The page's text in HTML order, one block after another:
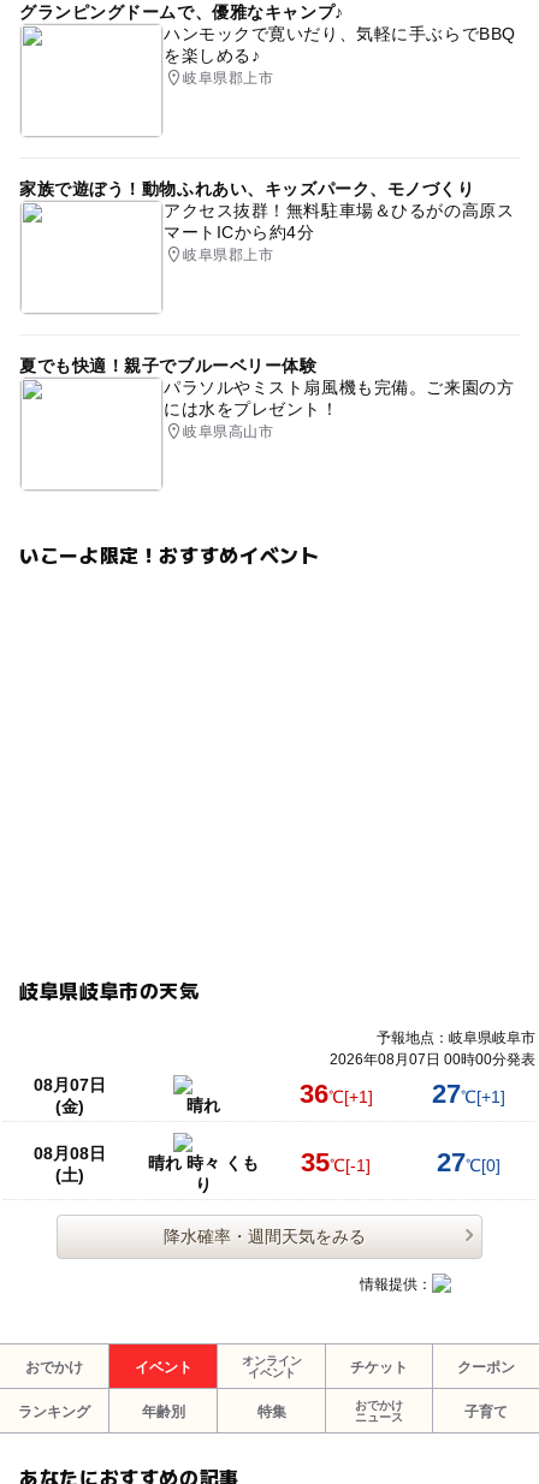
３．お預かりしたおもちゃで、３ヶ月以内に引取りのない
ものは処分します。
※故障の内容で修理できないものもあります。
２６台収容可能です。(※一部対象外車有)
当館をご利用の場合は入庫から２時間無料です。以後３０
分ごとに１６０円加算します。
グランピングドームで、優雅なキャンプ♪
ハンモックで寛いだり、気軽に手ぶらでBBQ
を楽しめる♪
岐阜県郡上市
家族で遊ぼう！動物ふれあい、キッズパーク、モノづくり
アクセス抜群！無料駐車場＆ひるがの高原ス
マートICから約4分
岐阜県郡上市
夏でも快適！親子でブルーベリー体験
パラソルやミスト扇風機も完備。ご来園の方
には水をプレゼント！
岐阜県高山市
いこーよ限定！おすすめイベント
岐阜県岐阜市の天気
予報地点：岐阜県岐阜市
2026年08月07日 00時00分発表
08月07日
(金)
晴れ 36℃[+1] 27℃[+1]
08月08日
(土)
晴れ 時々 くも
り
35℃[-1] 27℃[0]
降水確率・週間天気をみる
情報提供：
おでかけ イベント
オンライン
イベント
チケット クーポン
ランキング 年齢別 特集
おでかけ
ニュース
子育て
あなたにおすすめの記事